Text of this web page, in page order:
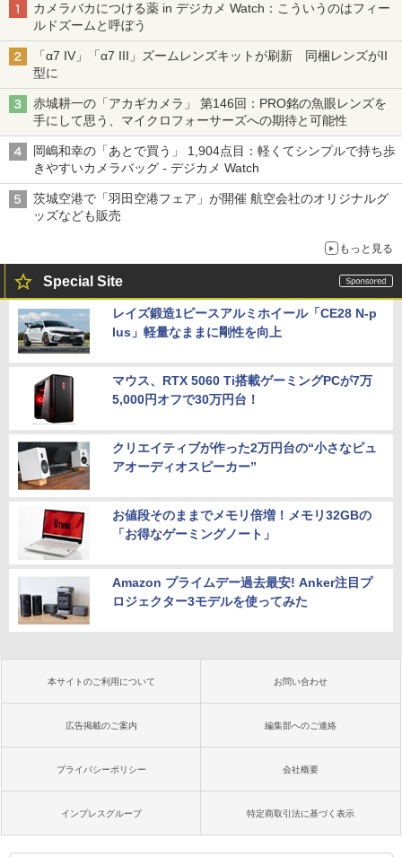
カメラバカにつける薬 in デジカメ Watch：こういうのはフィー
ルドズームと呼ぼう
「α7 IV」「α7 III」ズームレンズキットが刷新 同梱レンズがII
型に
赤城耕一の「アカギカメラ」 第146回：PRO銘の魚眼レンズを
手にして思う、マイクロフォーサーズへの期待と可能性
岡嶋和幸の「あとで買う」 1,904点目：軽くてシンプルで持ち歩
きやすいカメラバッグ - デジカメ Watch
茨城空港で「羽田空港フェア」が開催 航空会社のオリジナルグ
ッズなども販売
もっと見る
Special Site
レイズ鍛造1ピースアルミホイール「CE28 N-p
lus」軽量なままに剛性を向上
マウス、RTX 5060 Ti搭載ゲーミングPCが7万
5,000円オフで30万円台！
クリエイティブが作った2万円台の“小さなピュ
アオーディオスピーカー”
お値段そのままでメモリ倍増！メモリ32GBの
「お得なゲーミングノート」
Amazon プライムデー過去最安! Anker注目プ
ロジェクター3モデルを使ってみた
本サイトのご利用について お問い合わせ
広告掲載のご案内 編集部へのご連絡
プライバシーポリシー 会社概要
インプレスグループ 特定商取引法に基づく表示